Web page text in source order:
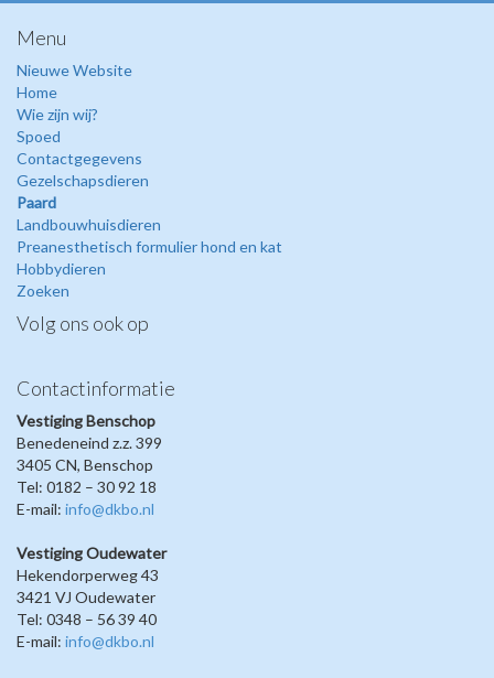
Menu
Nieuwe Website
Home
Wie zijn wij?
Spoed
Contactgegevens
Gezelschapsdieren
Paard
Landbouwhuisdieren
Preanesthetisch formulier hond en kat
Hobbydieren
Zoeken
Volg ons ook op
Contactinformatie
Vestiging Benschop
Benedeneind z.z. 399
3405 CN, Benschop
Tel: 0182 – 30 92 18
E-mail: info@dkbo.nl
Vestiging Oudewater
Hekendorperweg 43
3421 VJ Oudewater
Tel: 0348 – 56 39 40
E-mail: info@dkbo.nl